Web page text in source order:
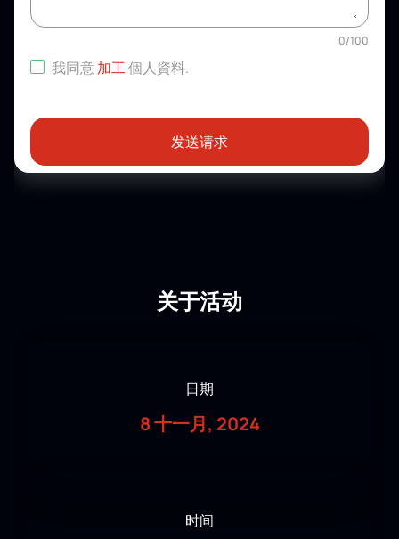
0/100
我同意加工個人資料.
发送请求
关于活动
日期
8 十一月, 2024
时间